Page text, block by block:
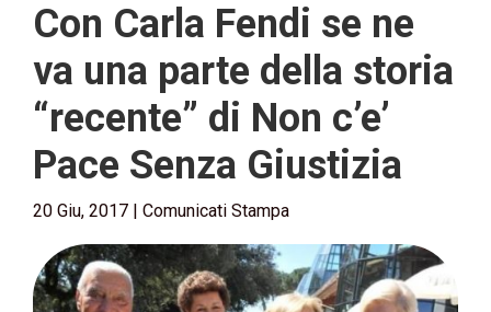
Con Carla Fendi se ne
va una parte della storia
“recente” di Non c’e’
Pace Senza Giustizia
20 Giu, 2017 | Comunicati Stampa